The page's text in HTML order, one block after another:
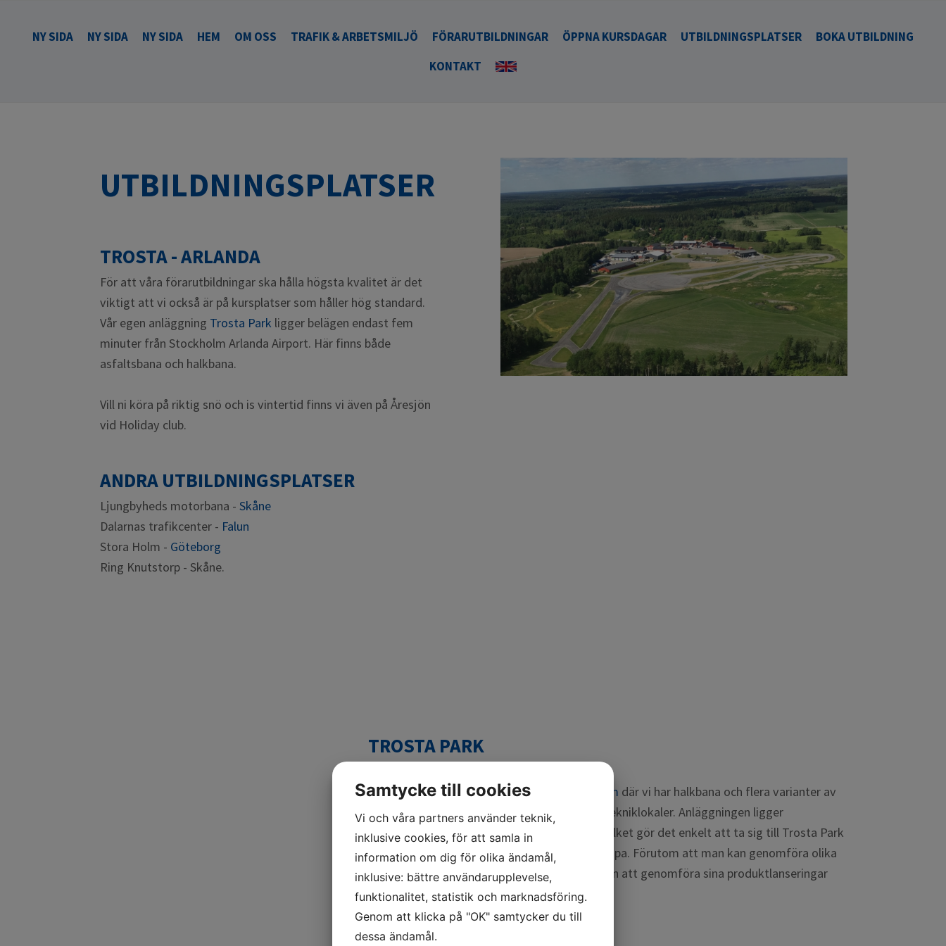
NY SIDA NY SIDA NY SIDA HEM OM OSS TRAFIK & ARBETSMILJÖ FÖRARUTBILDNINGAR ÖPPNA KURSDAGAR UTBILDNINGSPLATSER
BOKA UTBILDNING
KONTAKT
ENGLISH
UTBILDNINGSPLATSER
TROSTA - ARLANDA
För att våra förarutbildningar ska hålla högsta kvalitet är det
viktigt att vi också är på kursplatser som håller hög standard.
Vår egen anläggning Trosta Park ligger belägen endast fem
minuter från Stockholm Arlanda Airport. Här finns både
asfaltsbana och halkbana.
Vill ni köra på riktig snö och is vintertid finns vi även på Åresjön
vid Holiday club.
ANDRA UTBILDNINGSPLATSER
Ljungbyheds motorbana - Skåne
Dalarnas trafikcenter - Falun
Stora Holm - Göteborg
Ring Knutstorp - Skåne.
TROSTA PARK
Trosta Park är vår egen anläggning i Stockholm där vi har halkbana och flera varianter av
asfaltbanor. Vi har även olika konferens- och tekniklokaler. Anläggningen ligger
fem minuter från Stockholm Arlanda Airport vilket gör det enkelt att ta sig till Trosta Park
även från stora delar av både Norden och Europa. Förutom att man kan genomföra olika
förarutbildningar väljer också många bilmärken att genomföra sina produktlanseringar
och event hos oss.
www.trostapark.se
Samtycke till cookies
Vi och våra partners använder teknik,
inklusive cookies, för att samla in
information om dig för olika ändamål,
inklusive: bättre användarupplevelse,
funktionalitet, statistik och marknadsföring.
Genom att klicka på "OK" samtycker du till
dessa ändamål.